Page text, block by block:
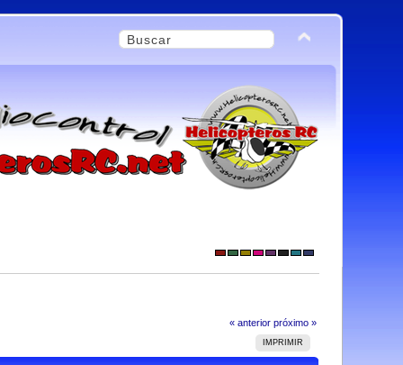
« anterior próximo »
IMPRIMIR